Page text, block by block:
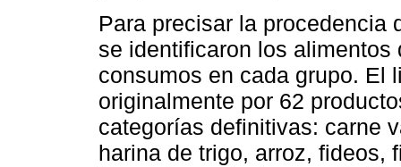
Para precisar la procedencia
se identificaron los
consumos en cada grupo. El
originalmente por 62
categorías definitivas: carne
harina de trigo, arroz, fideos,